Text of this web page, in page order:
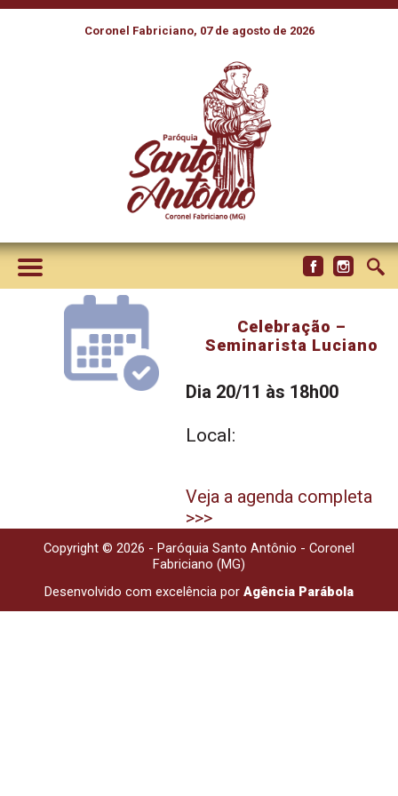
Coronel Fabriciano, 07 de agosto de 2026
Celebração –
Seminarista Luciano
Dia 20/11 às 18h00
Local:
Veja a agenda completa
>>>
Copyright © 2026 - Paróquia Santo Antônio - Coronel
Fabriciano (MG)
Desenvolvido com excelência por Agência Parábola